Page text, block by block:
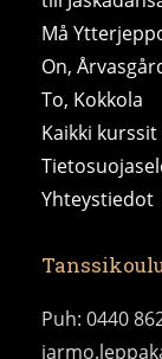
Må
On,
To, Kokkola
Kaikki
Yhteystiedot
Puh: 0440